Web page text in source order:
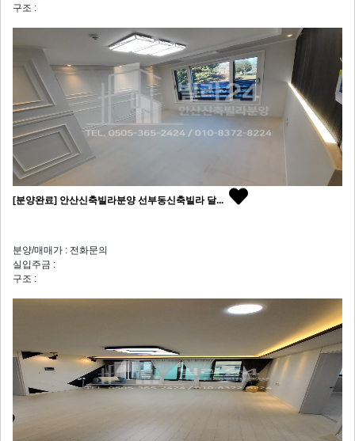
구조 :
[분양완료] 안산신축빌라분양 선부동신축빌라 달...
분양/매매가 : 전화문의
실입주금 :
구조 :